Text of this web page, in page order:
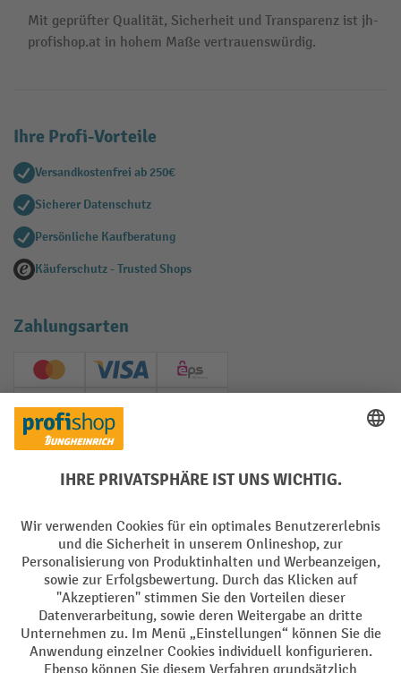
Mit geprüfter Qualität, Sicherheit und Transparenz ist jh-
profishop.at in hohem Maße vertrauenswürdig.
Ihre Profi-Vorteile
Versandkostenfrei ab 250€
Sicherer Datenschutz
Persönliche Kaufberatung
Käuferschutz - Trusted Shops
Zahlungsarten
Creditcard (Master)Creditcard (Visa)
EPS
PayPal
Soziale Netzwerke
Impressum Datenschutz
Barrierefreiheit Privacy Settings